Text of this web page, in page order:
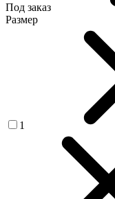
Под заказ
Размер
1